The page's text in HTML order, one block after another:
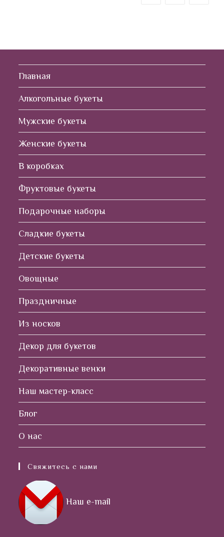
Главная
Алкогольные букеты
Мужские букеты
Женские букеты
В коробках
Фруктовые букеты
Подарочные наборы
Сладкие букеты
Детские букеты
Овощные
Праздничные
Из носков
Декор для букетов
Декоративные венки
Наш мастер-класс
Блог
О нас
Свяжитесь с нами
Наш e-mail